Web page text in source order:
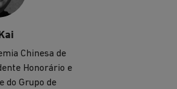
Chinesa de
Honorário e
do Grupo de